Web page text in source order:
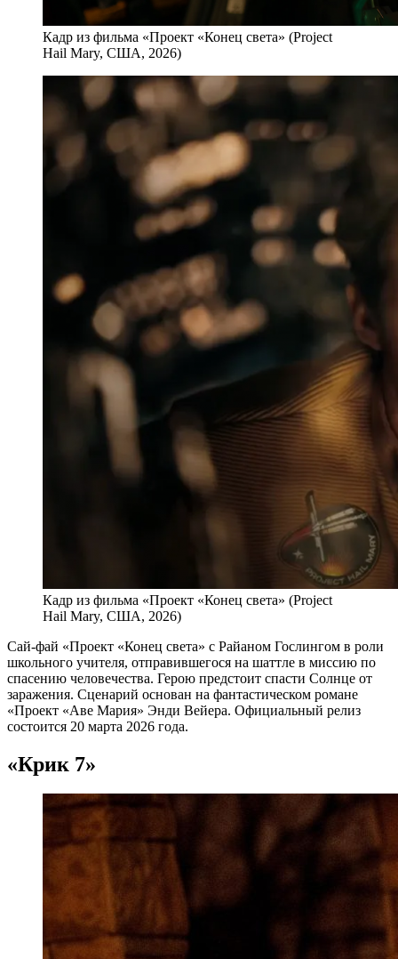
Кадр из фильма «Проект «Конец света» (Project
Hail Mary, США, 2026)
Кадр из фильма «Проект «Конец света» (Project
Hail Mary, США, 2026)
Сай-фай «Проект «Конец света» с Райаном Гослингом в роли
школьного учителя, отправившегося на шаттле в миссию по
спасению человечества. Герою предстоит спасти Солнце от
заражения. Сценарий основан на фантастическом романе
«Проект «Аве Мария» Энди Вейера. Официальный релиз
состоится 20 марта 2026 года.
«Крик 7»